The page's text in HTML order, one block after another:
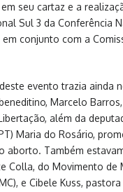
seu cartaz e a
Sul 3 da Conferência
em conjunto com a
evento trazia ainda
Marcelo
além da
Maria do Rosário,
aborto. Também
Colla, do Movimento de
e Cibele Kuss,